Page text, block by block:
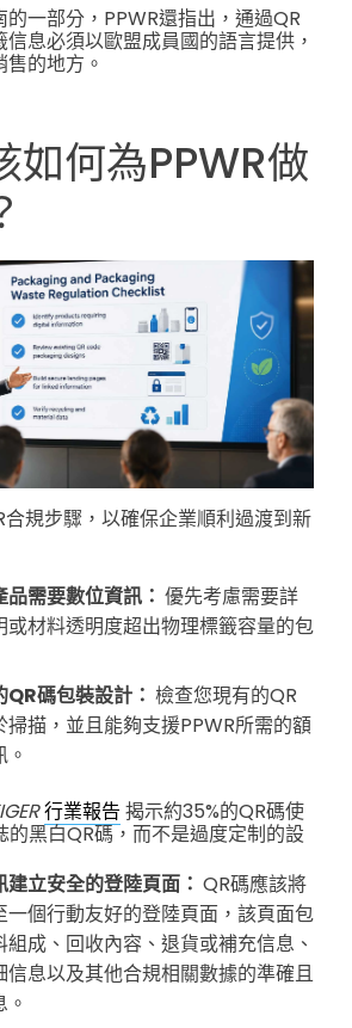
一部分，PPWR還指出，通過QR
息必須以歐盟成員國的語言提供，
的地方。
如何為PPWR做
規步驟，以確保企業順利過渡到新
需要數位資訊： 優先考慮需要詳
或材料透明度超出物理標籤容量的包
碼包裝設計： 檢查您現有的QR
掃描，並且能夠支援PPWR所需的額
行業報告 揭示約35%的QR碼使
的黑白QR碼，而不是過度定制的設
立安全的登陸頁面： QR碼應該將
一個行動友好的登陸頁面，該頁面包
組成、回收內容、退貨或補充信息、
信息以及其他合規相關數據的準確且